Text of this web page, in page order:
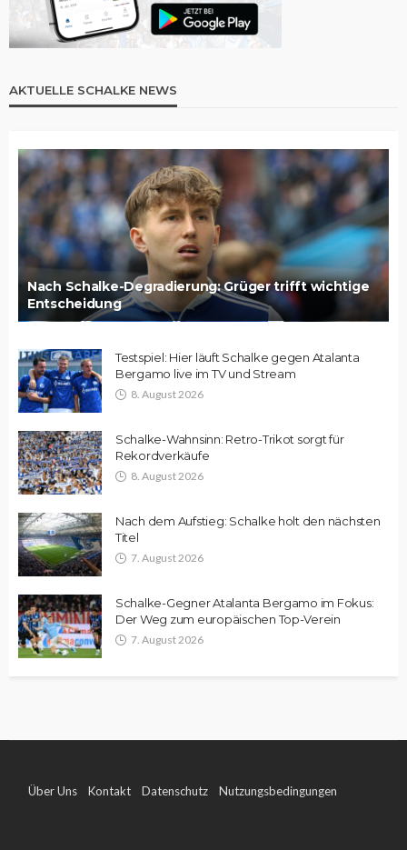
AKTUELLE SCHALKE NEWS
Nach Schalke-Degradierung: Grüger trifft wichtige
Entscheidung
Testspiel: Hier läuft Schalke gegen Atalanta
Bergamo live im TV und Stream
8. August 2026
Schalke-Wahnsinn: Retro-Trikot sorgt für
Rekordverkäufe
8. August 2026
Nach dem Aufstieg: Schalke holt den nächsten
Titel
7. August 2026
Schalke-Gegner Atalanta Bergamo im Fokus:
Der Weg zum europäischen Top-Verein
7. August 2026
Über Uns Kontakt Datenschutz Nutzungsbedingungen